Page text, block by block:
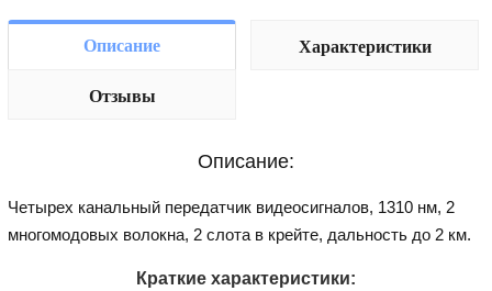
Описание Характеристики
Отзывы
Описание:
Четырех канальный передатчик видеосигналов, 1310 нм, 2
многомодовых волокна, 2 слота в крейте, дальность до 2 км.
Краткие характеристики: